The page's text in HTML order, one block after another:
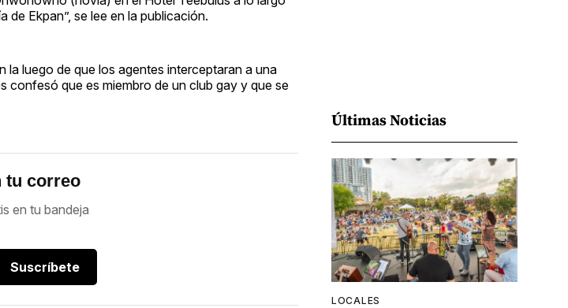
de Ekpan”, se lee en la publicación.
luego de que los agentes interceptaran a una
confesó que es miembro de un club gay y que se
tu correo
en tu bandeja
Suscríbete
Últimas Noticias
LOCALES